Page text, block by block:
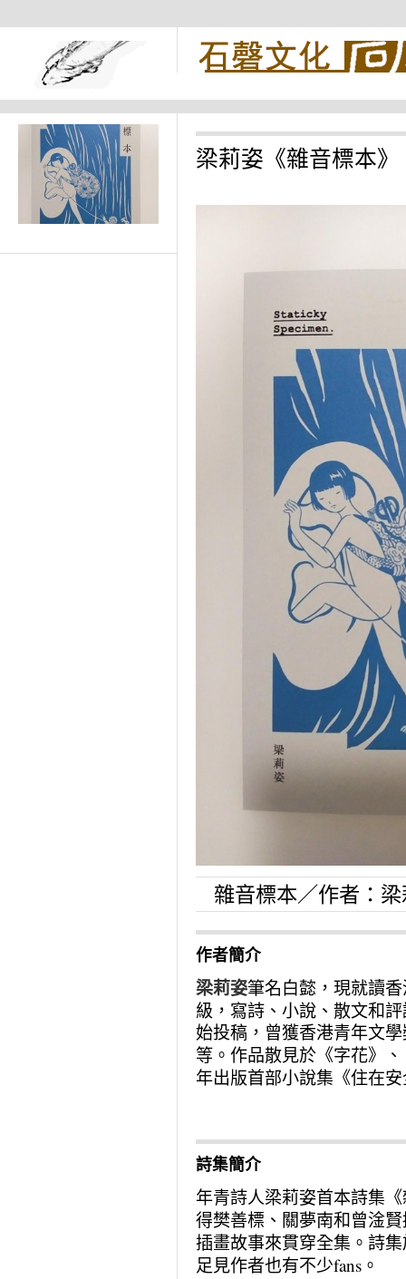
梁莉姿《雜音標本
雜音標本／作者：
作者簡介
梁莉姿筆名白懿，現就讀
級，寫詩、小說、散文和
始投稿，曾獲香港青年文
等。作品散見於《字花》
年出版首部小說集《住在
詩集簡介
年青詩人梁莉姿首本詩集
得樊善標、關夢南和曾淦
插畫故事來貫穿全集。詩
足見作者也有不少fans 。